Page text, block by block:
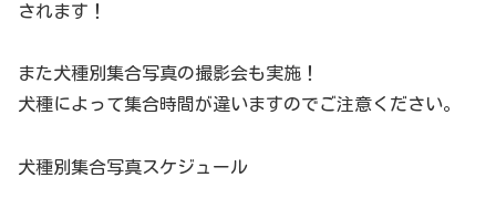
されます！
また犬種別集合写真の撮影会も実施！
犬種によって集合時間が違いますのでご注意ください。
犬種別集合写真スケジュール